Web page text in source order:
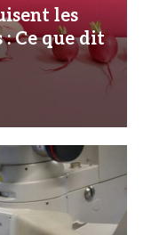
les
: Ce que dit